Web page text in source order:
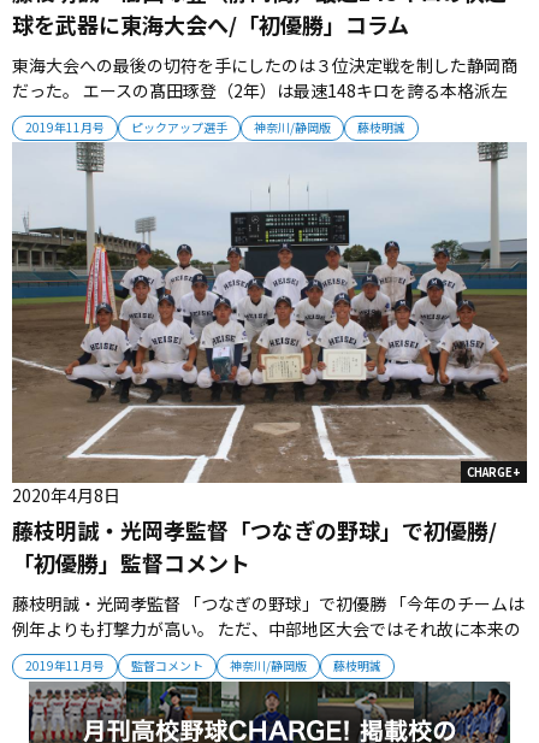
2019年11月号 ピックアップ選手 神奈川/静岡版 藤枝明誠
球を武器に東海大会へ/「初優勝」コラム
東海大会への最後の切符を手にしたのは３位決定戦を制した静岡商
だった。 エースの髙田琢登（2年）は最速148キロを誇る本格派左
腕。 準決勝では一発に泣いて逆転負けを喫するも、3位決定戦は粘
りの投球を展開した。 序盤こそストレートが走らず2回までに2点を
許すも、味方打線が援護すると、「流れが来たと思った」とギアを
上げた。 ...
CHARGE+
2019年11月号 監督コメント 神奈川/静岡版 藤枝明誠
藤枝明誠・光岡孝監督「つなぎの野球」で初優勝/
「初優勝」監督コメント
2020年4月8日
藤枝明誠・光岡孝監督 「つなぎの野球」で初優勝 「今年のチームは
例年よりも打撃力が高い。 ただ、中部地区大会ではそれ故に本来の
明誠らしい野球が失われていた。 中部地区大会で負けたあとの県大
会までの期間は、とにかくバントと守備という原点に戻って練習を
こなした。 そうすることで、つなぎの野球ができるようになり、得
点力も自ず...